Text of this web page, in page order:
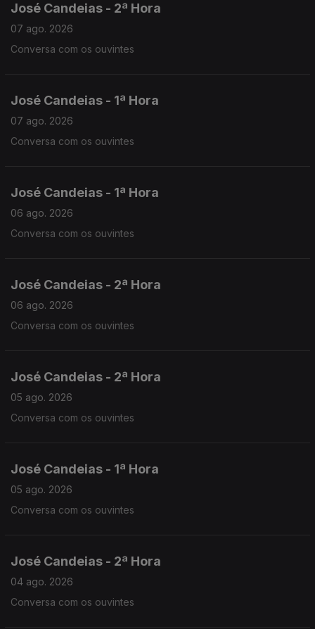
José Candeias - 2ª Hora
07 ago. 2026
Conversa com os ouvintes
José Candeias - 1ª Hora
07 ago. 2026
Conversa com os ouvintes
José Candeias - 1ª Hora
06 ago. 2026
Conversa com os ouvintes
José Candeias - 2ª Hora
06 ago. 2026
Conversa com os ouvintes
José Candeias - 2ª Hora
05 ago. 2026
Conversa com os ouvintes
José Candeias - 1ª Hora
05 ago. 2026
Conversa com os ouvintes
José Candeias - 2ª Hora
04 ago. 2026
Conversa com os ouvintes